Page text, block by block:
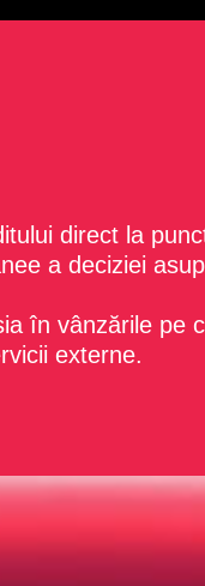
direct la
a deciziei
în vânzările pe
externe.